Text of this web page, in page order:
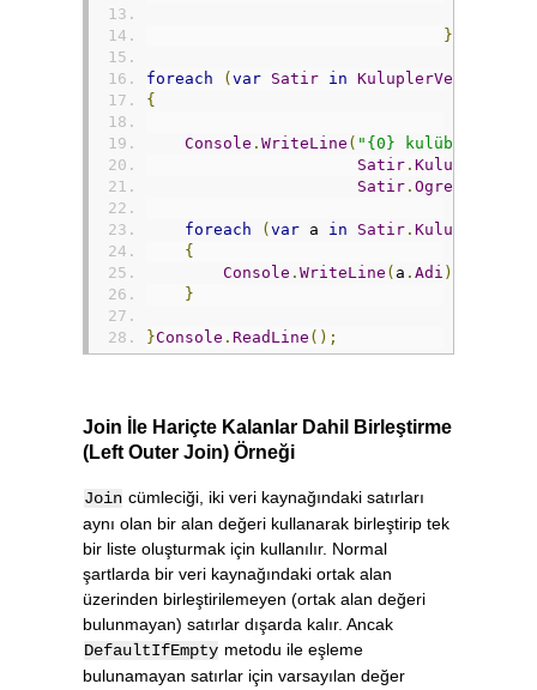
});
foreach ( var Satir in
{
Console . WriteLine ( "{0} kulübüne
Satir . KulupAdi
Satir .
foreach ( var a in Satir .
{
Console . WriteLine ( a . Adi );
}
}Console . ReadLine ();
Join İle Hariçte Kalanlar Dahil Birleştirme
(Left Outer Join) Örneği
Join cümleciği, iki veri kaynağındaki satırları
aynı olan bir alan değeri kullanarak birleştirip tek
bir liste oluşturmak için kullanılır. Normal
şartlarda bir veri kaynağındaki ortak alan
üzerinden birleştirilemeyen (ortak alan değeri
bulunmayan) satırlar dışarda kalır. Ancak
DefaultIfEmpty metodu ile eşleme
bulunamayan satırlar için varsayılan değer